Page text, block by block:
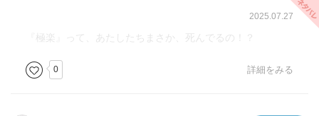
2025.07.27
『極楽』って、あたしたちまさか、死んでるの！？
0 詳細をみる